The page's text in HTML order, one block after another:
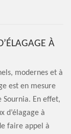
À
modernes et à
est en mesure
Sournia. En effet,
d’élagage à
faire appel à